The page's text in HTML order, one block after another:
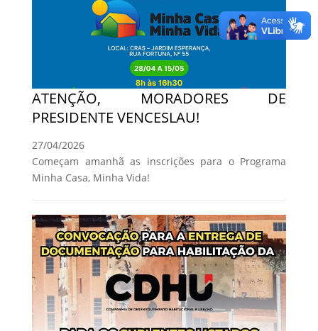
ATENÇÃO, MORADORES DE
PRESIDENTE VENCESLAU!
27/04/2026
Começam amanhã as inscrições para o Programa
Minha Casa, Minha Vida!